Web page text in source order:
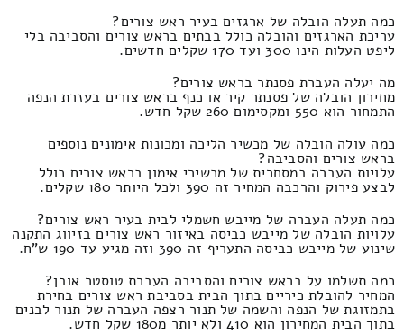
כמה תעלה הובלה של ארגזים בעיר ראש צורים?
עריכת הארגזים והובלה כולל בבתים בראש צורים והסביבה בלי
ליפט העלות הינו 300 ועד 170 שקלים חדשים.
מה יעלה העברת פסנתר בראש צורים?
מחירון הובלה של פסנתר קיר או כנף בראש צורים בעזרת הנפה
התמחור הוא 550 ומקסימום 260 שקל חדש.
כמה עולה הובלה של מכשיר הליכה ומכונות אימונים נוספים
בראש צורים והסביבה?
עלויות העברה במסחרית של מכשירי אימון בראש צורים כולל
לבצע פירוק והרכבה המחיר זה 390 ולכל היותר 180 שקלים.
כמה תעלה העברה של מייבש חשמלי לבית בעיר ראש צורים?
עלויות הובלה של מייבש כביסה באיזור ראש צורים בזיווג התקנה
שינוע של מייבש כביסה התעריף זה 390 וזה מגיע עד 190 ש"ח.
כמה תשלמו על בראש צורים והסביבה העברת טוסטר אובן?
המחיר להובלת כיריים בתוך הבית בסביבת ראש צורים בחירת
בתמזוגת של הנפה והשמה של תנור רצפה העברה של תנור לבנים
בתוך הבית המחירון הוא 410 ולא יותר מ180 שקל חדש.